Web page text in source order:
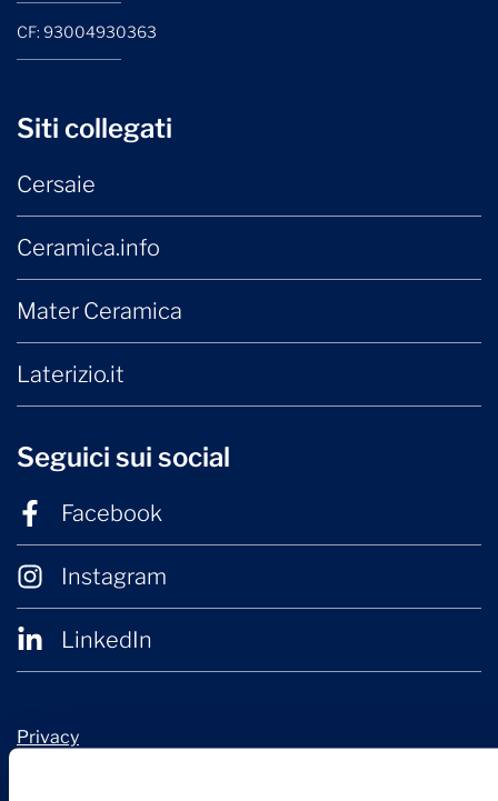
CF: 93004930363
Siti collegati
Cersaie
Ceramica.info
Mater Ceramica
Laterizio.it
Seguici sui social
Facebook
Instagram
LinkedIn
Privacy